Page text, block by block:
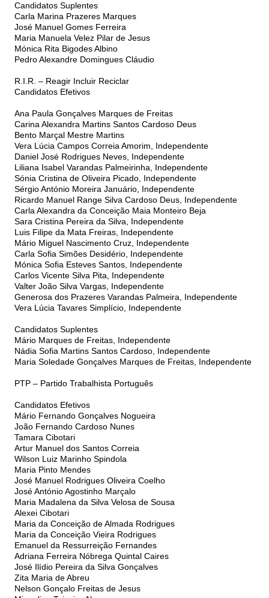
Candidatos Suplentes
Carla Marina Prazeres Marques
José Manuel Gomes Ferreira
Maria Manuela Velez Pilar de Jesus
Mónica Rita Bigodes Albino
Pedro Alexandre Domingues Cláudio
R.I.R. – Reagir Incluir Reciclar
Candidatos Efetivos
Ana Paula Gonçalves Marques de Freitas
Carina Alexandra Martins Santos Cardoso Deus
Bento Marçal Mestre Martins
Vera Lúcia Campos Correia Amorim, Independente
Daniel José Rodrigues Neves, Independente
Liliana Isabel Varandas Palmeirinha, Independente
Sónia Cristina de Oliveira Picado, Independente
Sérgio António Moreira Januário, Independente
Ricardo Manuel Range Silva Cardoso Deus, Independente
Carla Alexandra da Conceição Maia Monteiro Beja
Sara Cristina Pereira da Silva, Independente
Luis Filipe da Mata Freiras, Independente
Mário Miguel Nascimento Cruz, Independente
Carla Sofia Simões Desidério, Independente
Mónica Sofia Esteves Santos, Independente
Carlos Vicente Silva Pita, Independente
Valter João Silva Vargas, Independente
Generosa dos Prazeres Varandas Palmeira, Independente
Vera Lúcia Tavares Simplício, Independente
Candidatos Suplentes
Mário Marques de Freitas, Independente
Nádia Sofia Martins Santos Cardoso, Independente
Maria Soledade Gonçalves Marques de Freitas, Independente
PTP – Partido Trabalhista Português
Candidatos Efetivos
Mário Fernando Gonçalves Nogueira
João Fernando Cardoso Nunes
Tamara Cibotari
Artur Manuel dos Santos Correia
Wilson Luiz Marinho Spindola
Maria Pinto Mendes
José Manuel Rodrigues Oliveira Coelho
José António Agostinho Marçalo
Maria Madalena da Silva Velosa de Sousa
Alexei Cibotari
Maria da Conceição de Almada Rodrigues
Maria da Conceição Vieira Rodrigues
Emanuel da Ressurreição Fernandes
Adriana Ferreira Nóbrega Quintal Caires
José Ilídio Pereira da Silva Gonçalves
Zita Maria de Abreu
Nelson Gonçalo Freitas de Jesus